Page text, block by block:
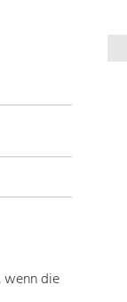
wenn die